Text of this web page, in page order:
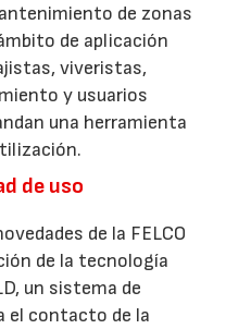
de zonas
de aplicación
viveristas,
y usuarios
una herramienta
de uso
de la FELCO
de la tecnología
un sistema de
el contacto de la